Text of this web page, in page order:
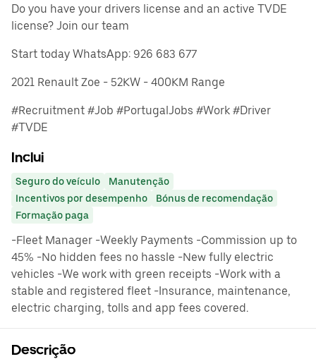
Do you have your drivers license and an active TVDE
license? Join our team
Start today WhatsApp: 926 683 677
2021 Renault Zoe - 52KW - 400KM Range
#Recruitment #Job #PortugalJobs #Work #Driver
#TVDE
Inclui
Seguro do veículo
Manutenção
Incentivos por desempenho
Bónus de recomendação
Formação paga
-Fleet Manager -Weekly Payments -Commission up to
45% -No hidden fees no hassle -New fully electric
vehicles -We work with green receipts -Work with a
stable and registered fleet -Insurance, maintenance,
electric charging, tolls and app fees covered.
Descrição